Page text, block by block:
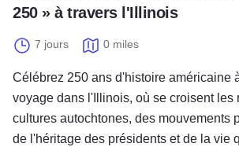
250 » à travers l'Illinois
7 jours 0 miles
Célébrez 250 ans d'histoire américaine
voyage dans l'Illinois, où se croisent les
cultures autochtones, des mouvements
de l'héritage des présidents et de la vie